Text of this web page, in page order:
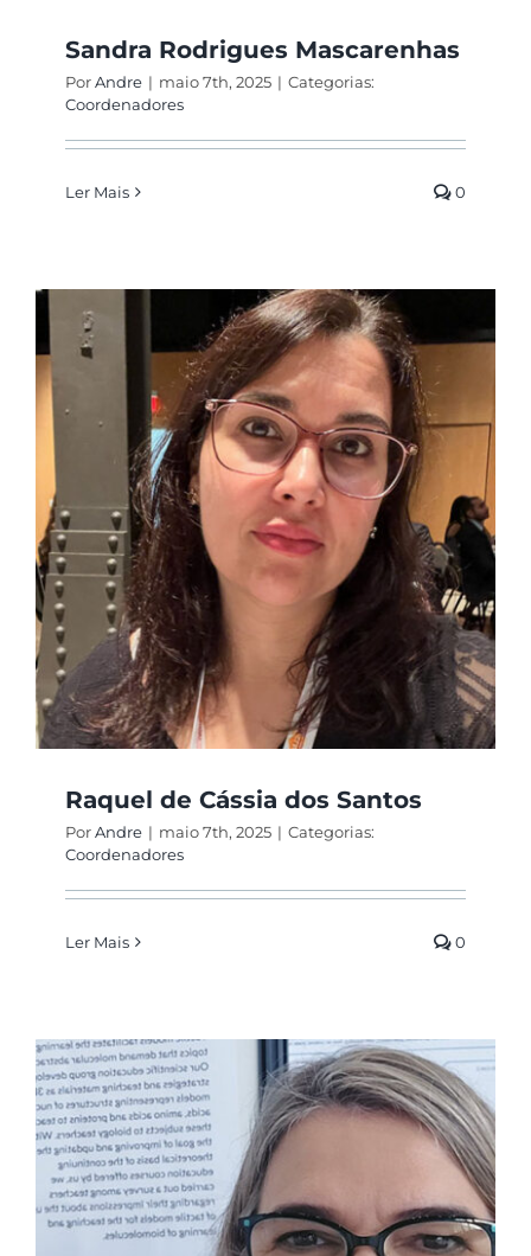
Sandra Rodrigues Mascarenhas
PorAndre | maio 7th, 2025 | Categorias:
Coordenadores
Ler Mais 0
Raquel de Cássia dos Santos
PorAndre | maio 7th, 2025 | Categorias:
Coordenadores
Ler Mais 0